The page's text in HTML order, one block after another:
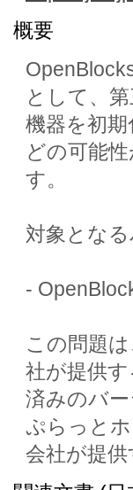
概要
として、
機器を初
どの可能
す。
対象とな
-
この問題
社が提供
済みのバ
ぷらっと
会社が提